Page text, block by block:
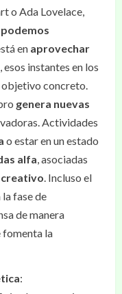
o Ada Lovelace,
en aprovechar
, esos instantes en los
objetivo concreto.
genera nuevas
Actividades
o estar en un estado
alfa, asociadas
. Incluso el
fase de
de manera
fomenta la
: